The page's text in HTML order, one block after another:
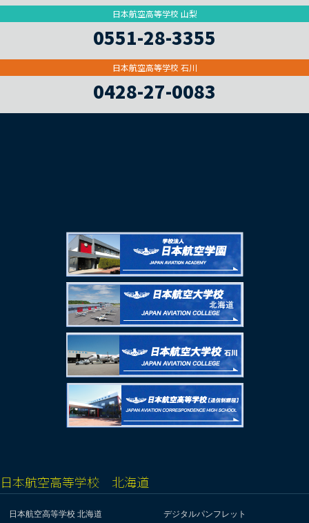
日本航空高等学校 山梨
0551-28-3355
日本航空高等学校 石川
0428-27-0083
日本航空高等学校 北海道
日本航空高等学校 北海道 デジタルパンフレット